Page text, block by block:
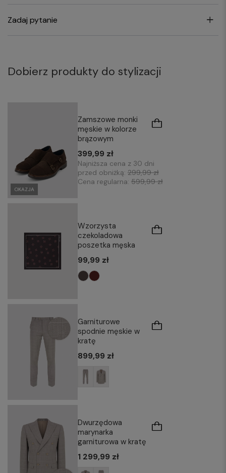
Zadaj pytanie
Dobierz produkty do stylizacji
OKAZJA
Zamszowe monki
męskie w kolorze
brązowym
399,99 zł
Najniższa cena z 30 dni
przed obniżką: 299,99 zł
Cena regularna: 599,99 zł
Wzorzysta
czekoladowa
poszetka męska
99,99 zł
Garniturowe
spodnie męskie w
kratę
899,99 zł
Dwurzędowa
marynarka
garniturowa w kratę
1 299,99 zł